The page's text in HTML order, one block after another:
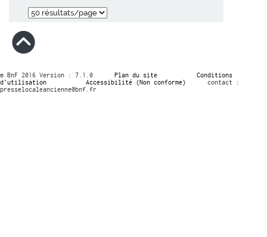
© BnF 2016 Version : 7.1.0 Plan du site
Conditions
d’utilisation
Accessibilité (Non conforme)
contact :
presselocaleancienne@bnf.fr